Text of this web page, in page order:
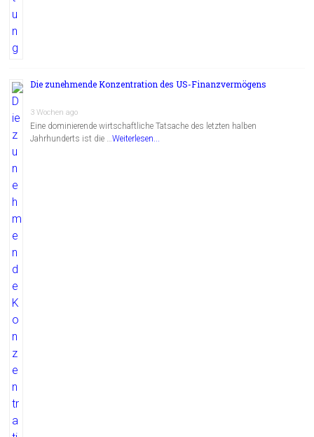
Die zunehmende Konzentration des US-Finanzvermögens
3 Wochen ago
Eine dominierende wirtschaftliche Tatsache des letzten halben
Jahrhunderts ist die …Weiterlesen...